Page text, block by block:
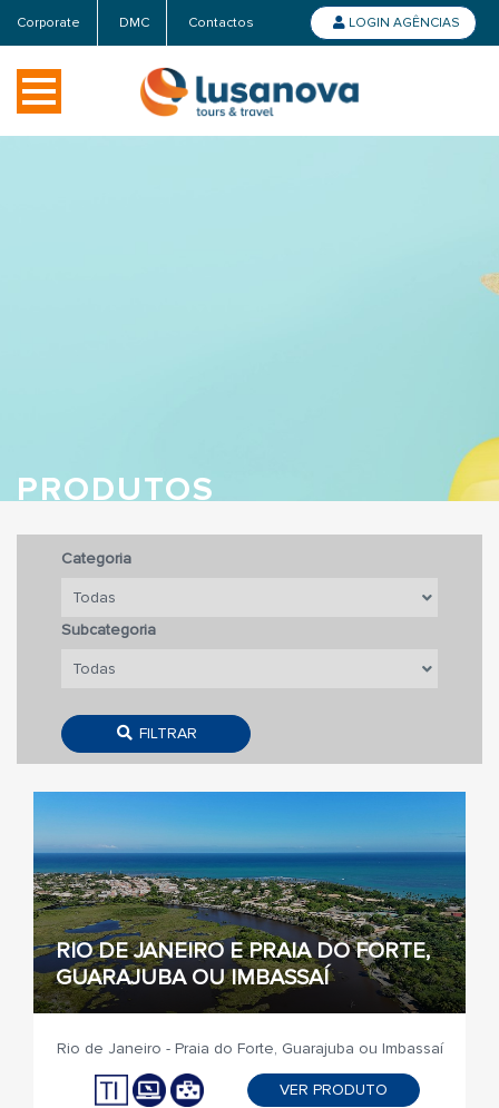
Corporate DMC Contactos LOGIN AGÊNCIAS
PRODUTOS
Categoria
Subcategoria
FILTRAR
RIO DE JANEIRO E PRAIA DO FORTE,
GUARAJUBA OU IMBASSAÍ
Rio de Janeiro - Praia do Forte, Guarajuba ou Imbassaí
VER PRODUTO